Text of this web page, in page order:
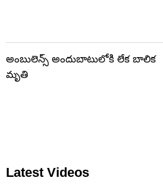
అంబులెన్స్ అందుబాటులోకి లేక బాలిక
మృతి
Latest Videos